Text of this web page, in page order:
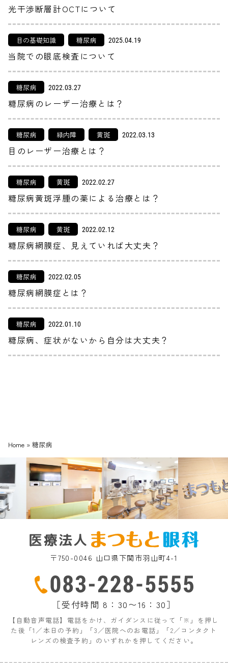
光干渉断層計OCTについて
目の基礎知識 糖尿病 2025.04.19
当院での眼底検査について
糖尿病 2022.03.27
糖尿病のレーザー治療とは？
糖尿病 緑内障 黄斑 2022.03.13
目のレーザー治療とは？
糖尿病 黄斑 2022.02.27
糖尿病黄斑浮腫の薬による治療とは？
糖尿病 黄斑 2022.02.12
糖尿病網膜症、見えていれば大丈夫？
糖尿病 2022.02.05
糖尿病網膜症とは？
糖尿病 2022.01.10
糖尿病、症状がないから自分は大丈夫？
Home » 糖尿病
〒750-0046 山口県下関市羽山町4-1
［受付時間 8：30〜16：30］
【自動音声電話】電話をかけ、ガイダンスに従って「※」を押し
た後「1／本日の予約」「3／医院へのお電話」「2／コンタクト
レンズの検査予約」のいずれかを押してください。